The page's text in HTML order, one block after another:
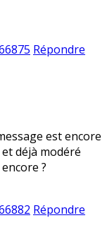
Répondre
est encore
déjà modéré
?
Répondre